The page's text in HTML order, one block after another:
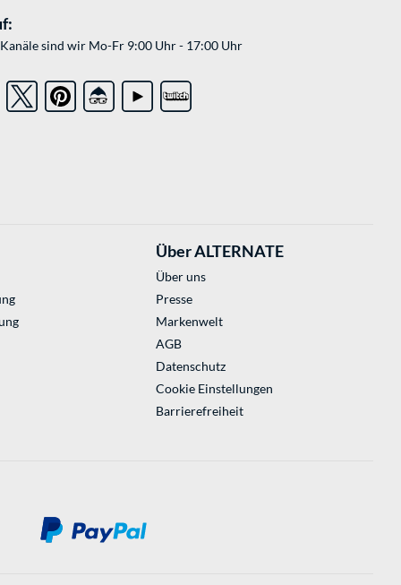
sind wir Mo-Fr 9:00 Uhr - 17:00 Uhr
Über ALTERNATE
Über uns
Presse
Markenwelt
AGB
Datenschutz
Cookie Einstellungen
Barrierefreiheit